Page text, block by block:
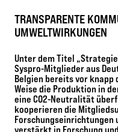
TRANSPARENTE
UMWELTWIRKUNGEN
Unter dem Titel
Syspro-Mitglieder aus
Belgien bereits vor knapp
Weise die Produktion in
eine CO2-Neutralität
kooperieren die
Forschungseinrichtungen